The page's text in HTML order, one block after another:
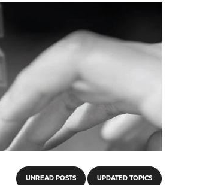
UNREAD POSTS UPDATED TOPICS